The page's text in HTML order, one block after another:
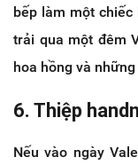
bếp làm một chiếc
trải qua một đêm
hoa hồng và
6. Thiệp
Nếu vào ngày